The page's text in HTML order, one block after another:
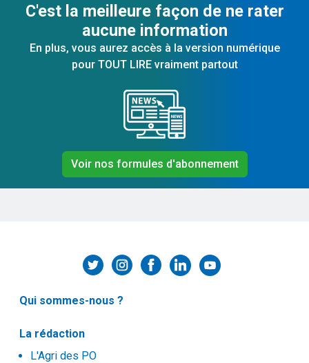
C'est la meilleure façon de ne rater
aucune information
En plus, vous aurez accès à la version numérique
pour TOUT LIRE vraiment partout
Voir nos formules d'abonnement
Qui sommes-nous ?
La rédaction
L'Agri des PO